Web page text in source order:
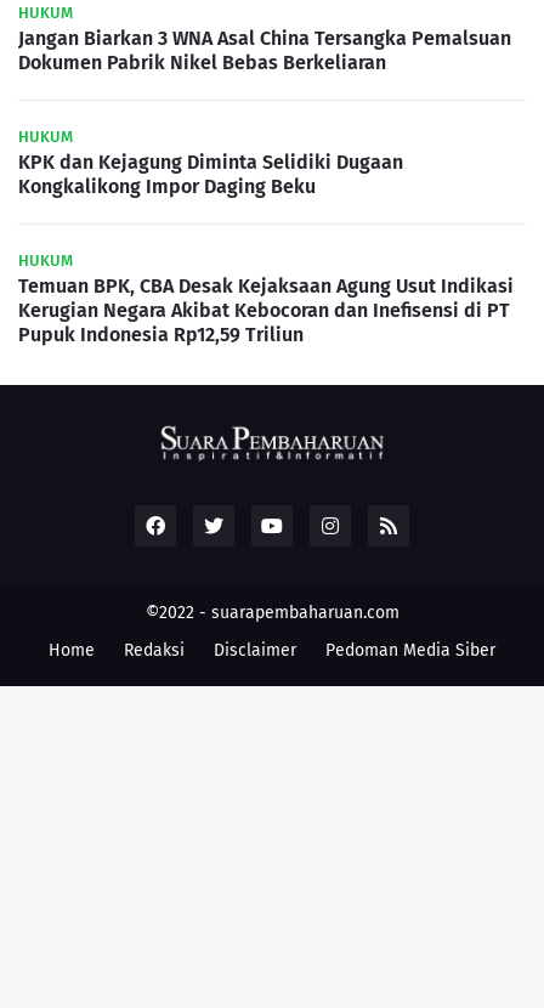
HUKUM
Jangan Biarkan 3 WNA Asal China Tersangka Pemalsuan
Dokumen Pabrik Nikel Bebas Berkeliaran
HUKUM
KPK dan Kejagung Diminta Selidiki Dugaan
Kongkalikong Impor Daging Beku
HUKUM
Temuan BPK, CBA Desak Kejaksaan Agung Usut Indikasi
Kerugian Negara Akibat Kebocoran dan Inefisensi di PT
Pupuk Indonesia Rp12,59 Triliun
©2022 - suarapembaharuan.com
Home
Redaksi Disclaimer Pedoman Media Siber